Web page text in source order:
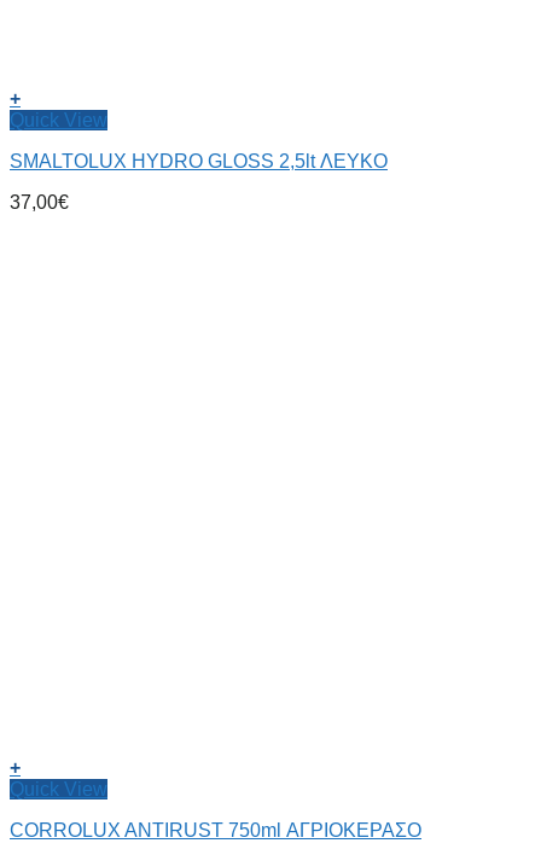
+
Quick View
SMALTOLUX HYDRO GLOSS 2,5lt ΛΕΥΚΟ
37,00€
+
Quick View
CORROLUX ANTIRUST 750ml ΑΓΡΙΟΚΕΡΑΣΟ